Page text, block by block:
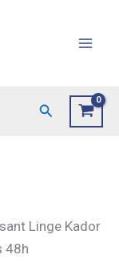
Rechercher
Linge Kador
48h